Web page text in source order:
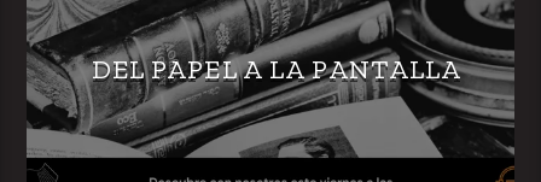
DEL PAPEL A LA PANTALLA